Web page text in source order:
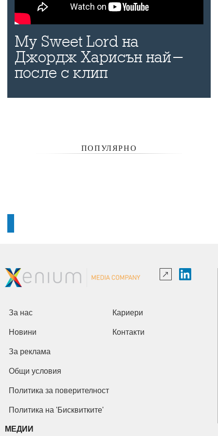
My Sweet Lord на
Джордж Харисън най-
после с клип
ПОПУЛЯРНО
За нас Кариери
Новини Контакти
За реклама
Общи условия
Политика за поверителност
Политика на 'Бисквитките'
МЕДИИ